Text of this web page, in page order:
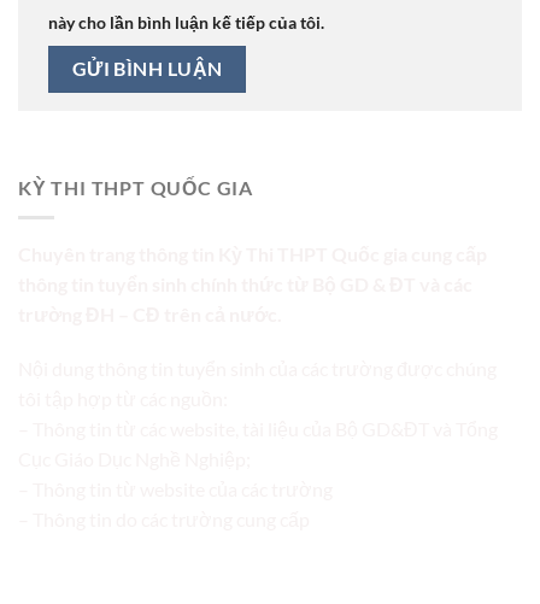
này cho lần bình luận kế tiếp của tôi.
KỲ THI THPT QUỐC GIA